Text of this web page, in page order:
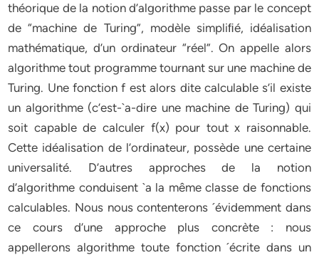
théorique de la notion d’algorithme passe par le concept
de “machine de Turing”, modèle simpliﬁé, idéalisation
mathématique, d’un ordinateur “réel”. On appelle alors
algorithme tout programme tournant sur une machine de
Turing. Une fonction f est alors dite calculable s’il existe
un algorithme (c’est-`a-dire une machine de Turing) qui
soit capable de calculer f(x) pour tout x raisonnable.
Cette idéalisation de l’ordinateur, possède une certaine
universalité. D’autres approches de la notion
d’algorithme conduisent `a la même classe de fonctions
calculables. Nous nous contenterons ´évidemment dans
ce cours d’une approche plus concrète : nous
appellerons algorithme toute fonction ´écrite dans un